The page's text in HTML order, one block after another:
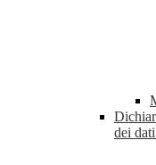
dei dati